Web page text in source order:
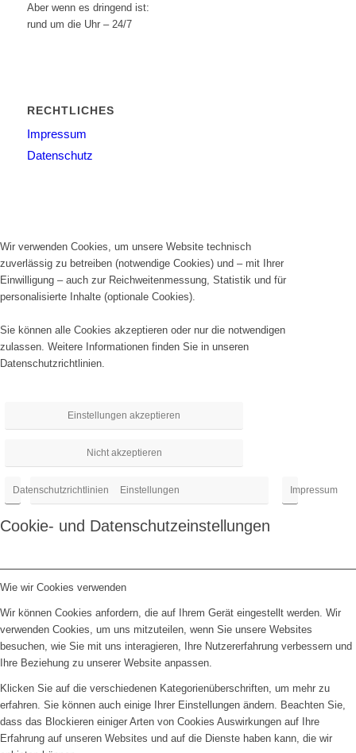
Aber wenn es dringend ist:
rund um die Uhr – 24/7
RECHTLICHES
Impressum
Datenschutz
Wir verwenden Cookies, um unsere Website technisch
zuverlässig zu betreiben (notwendige Cookies) und – mit Ihrer
Einwilligung – auch zur Reichweitenmessung, Statistik und für
personalisierte Inhalte (optionale Cookies).
Sie können alle Cookies akzeptieren oder nur die notwendigen
zulassen. Weitere Informationen finden Sie in unseren
Datenschutzrichtlinien
Einstellungen akzeptieren
Nicht akzeptieren
Einstellungen Impressum
Datenschutzrichtlinien
Cookie- und Datenschutzeinstellungen
Wie wir Cookies verwenden
Wir können Cookies anfordern, die auf Ihrem Gerät eingestellt werden. Wir
verwenden Cookies, um uns mitzuteilen, wenn Sie unsere Websites
besuchen, wie Sie mit uns interagieren, Ihre Nutzererfahrung verbessern und
Ihre Beziehung zu unserer Website anpassen.
Klicken Sie auf die verschiedenen Kategorienüberschriften, um mehr zu
erfahren. Sie können auch einige Ihrer Einstellungen ändern. Beachten Sie,
dass das Blockieren einiger Arten von Cookies Auswirkungen auf Ihre
Erfahrung auf unseren Websites und auf die Dienste haben kann, die wir